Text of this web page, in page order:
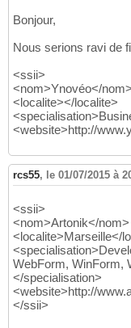
Bonjour,
Nous serions ravi de
<ssii>
<nom>Ynovéo</nom>
<localite></localite>
<website>http://
rcs55, le 01/07/2015 à
<ssii>
<nom>Artonik</nom>
<localite>Marseille</
WebForm, WinForm,
</specialisation>
<website>http://
</ssii>